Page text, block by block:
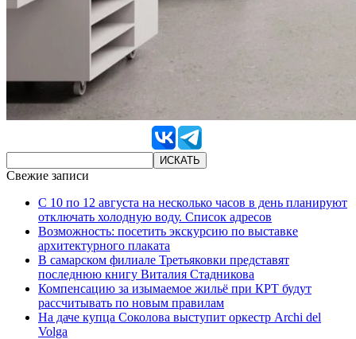
Свежие записи
С 10 по 12 августа на несколько часов в день планируют
отключать холодную воду. Список адресов
Возможность: посетить экскурсию по выставке
архитектурного плаката
В самарском филиале Третьяковки представят
последнюю книгу Виталия Стадникова
Компенсацию за изымаемое жильё при КРТ будут
рассчитывать по новым правилам
На даче купца Соколова выступит оркестр Archi del
Volga